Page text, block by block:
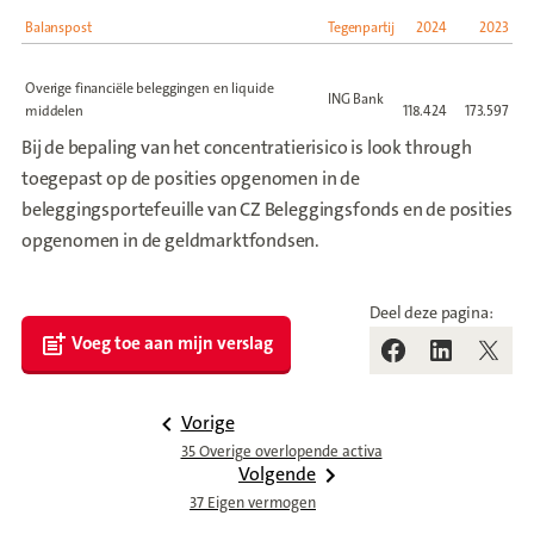
Balanspost Tegenpartij 2024 2023
Overige financiële beleggingen en liquide
middelen
ING Bank
118.424 173.597
Bij de bepaling van het concentratierisico is look through
toegepast op de posities opgenomen in de
beleggingsportefeuille van CZ Beleggingsfonds en de posities
opgenomen in de geldmarktfondsen.
Voeg toe aan mijn verslag
Deel deze pagina:
Volgende
37 Eigen vermogen
Vorige
35 Overige overlopende activa